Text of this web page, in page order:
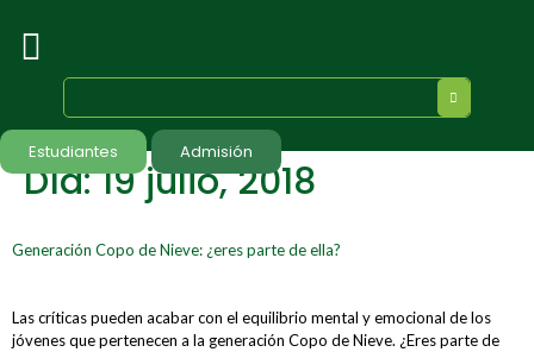
Estudiantes Admisión
Día:19 julio, 2018
Generación Copo de Nieve: ¿eres parte de ella?
Las críticas pueden acabar con el equilibrio mental y emocional de los
jóvenes que pertenecen a la generación Copo de Nieve. ¿Eres parte de